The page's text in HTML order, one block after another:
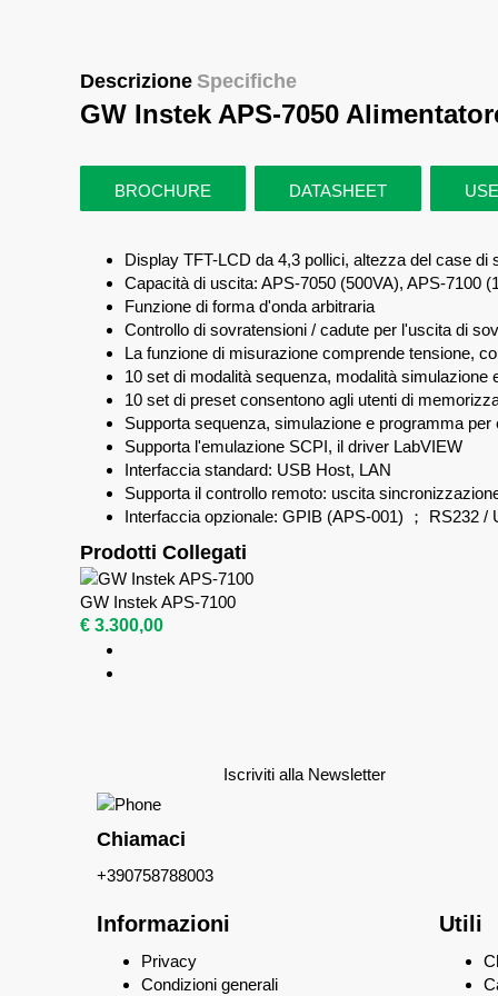
Descrizione Specifiche
GW Instek APS-7050
BROCHURE DATASHEET
Display TFT-LCD da 4,3 pollici, altezza del case di
Capacità di uscita: APS-7050 (500VA), APS-7100
Funzione di forma d'onda arbitraria
Controllo di sovratensioni / cadute per l'uscita di
La funzione di misurazione comprende tensione,
10 set di modalità sequenza, modalità simulazione
10 set di preset consentono agli utenti di
Supporta sequenza, simulazione e programma
Supporta l'emulazione SCPI, il driver LabVIEW
Interfaccia standard: USB Host, LAN
Supporta il controllo remoto: uscita
Interfaccia opzionale: GPIB (APS-001) ； RS232 /
Prodotti Collegati
GW Instek APS-7100
€ 3.300,00
Iscriviti alla Newsletter
Chiamaci
+390758788003
Informazioni
Privacy
Condizioni generali
Utili